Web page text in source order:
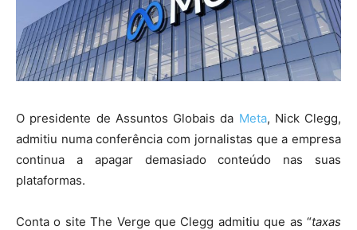
O presidente de Assuntos Globais da Meta, Nick Clegg,
admitiu numa conferência com jornalistas que a empresa
continua a apagar demasiado conteúdo nas suas
plataformas.
Conta o site The Verge que Clegg admitiu que as “taxas